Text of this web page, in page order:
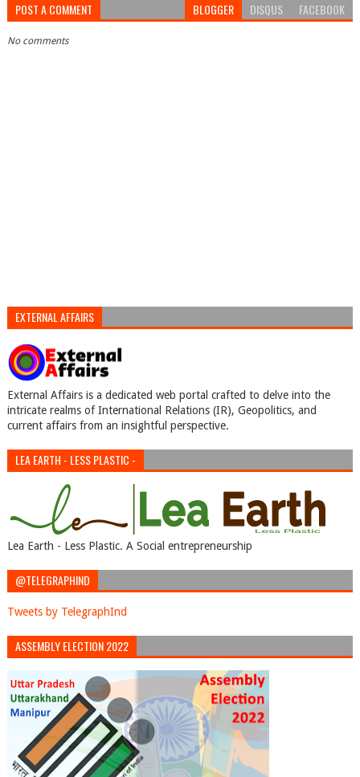
POST A COMMENT BLOGGER DISQUS FACEBOOK
No comments
EXTERNAL AFFAIRS
External Affairs is a dedicated web portal crafted to delve into the
intricate realms of International Relations (IR), Geopolitics, and
current affairs from an insightful perspective.
LEA EARTH - LESS PLASTIC -
Lea Earth - Less Plastic. A Social entrepreneurship
@TELEGRAPHIND
Tweets by TelegraphInd
ASSEMBLY ELECTION 2022